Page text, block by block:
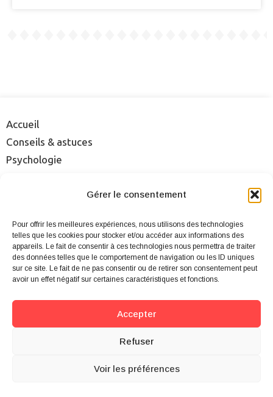
Gérer le consentement
Pour offrir les meilleures expériences, nous utilisons des technologies
telles que les cookies pour stocker et/ou accéder aux informations des
appareils. Le fait de consentir à ces technologies nous permettra de traiter
des données telles que le comportement de navigation ou les ID uniques
sur ce site. Le fait de ne pas consentir ou de retirer son consentement peut
avoir un effet négatif sur certaines caractéristiques et fonctions.
Accepter
Refuser
Voir les préférences
Accueil
Conseils & astuces
Psychologie
Sites & applis
Mentions légales
Qui sommes-nous ?
Contact